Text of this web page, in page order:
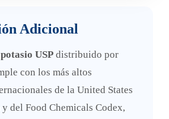
Adicional
USPdistribuido por
con los más altos
de la United States
del Food Chemicals Codex,